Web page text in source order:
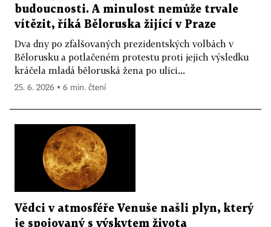
budoucnosti. A minulost nemůže trvale
vítězit, říká Běloruska žijící v Praze
Dva dny po zfalšovaných prezidentských volbách v
Bělorusku a potlačeném protestu proti jejich výsledku
kráčela mladá běloruská žena po ulici...
25. 6. 2026 ▪ 6 min. čtení
Vědci v atmosféře Venuše našli plyn, který
je spojovaný s výskytem života